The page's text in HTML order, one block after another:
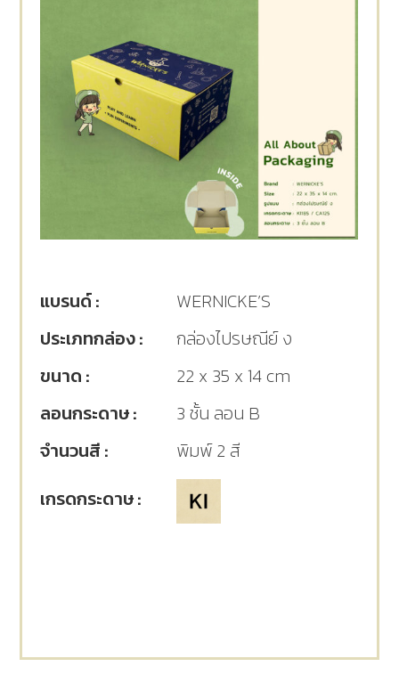
แบรนด์ :
WERNICKE’S
ประเภทกล่อง :
กล่องไปรษณีย์ ง
ขนาด :
22 x 35 x 14 cm
ลอนกระดาษ :
3 ชั้น ลอน B
จำนวนสี :
พิมพ์ 2 สี
เกรดกระดาษ :